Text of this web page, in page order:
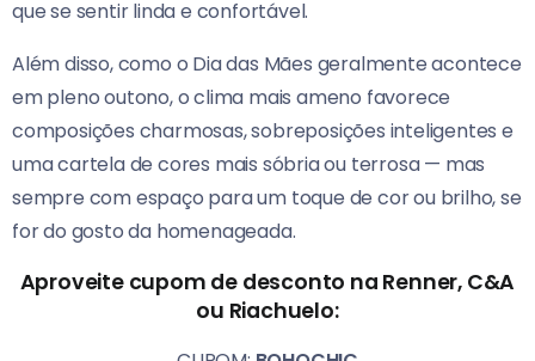
que se sentir linda e confortável.
Além disso, como o Dia das Mães geralmente acontece
em pleno outono, o clima mais ameno favorece
composições charmosas, sobreposições inteligentes e
uma cartela de cores mais sóbria ou terrosa — mas
sempre com espaço para um toque de cor ou brilho, se
for do gosto da homenageada.
Aproveite cupom de desconto na Renner, C&A
ou Riachuelo: